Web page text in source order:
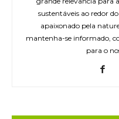
sustentáveis ao redor
apaixonado pela
mantenha-se informado,
para o